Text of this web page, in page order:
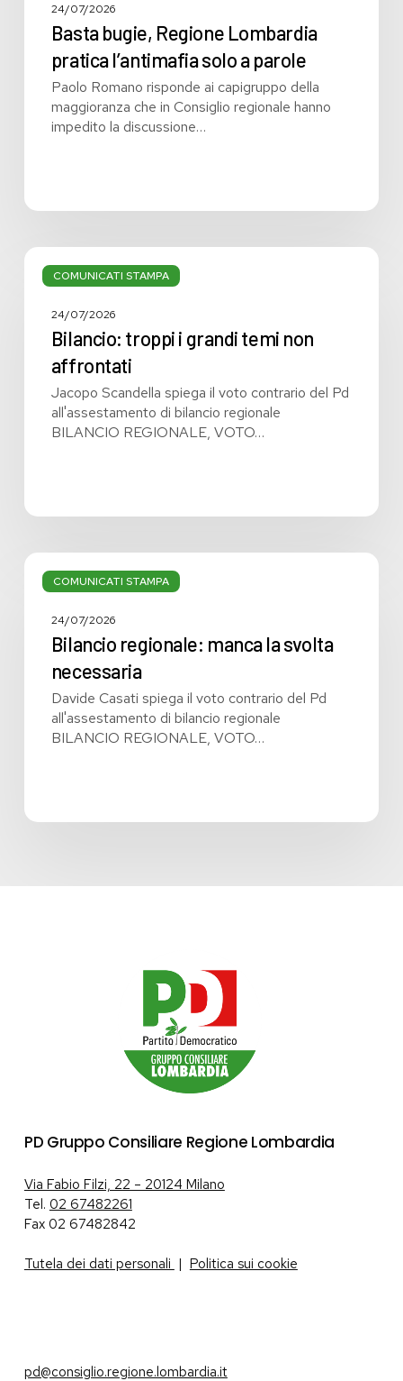
24/07/2026
Basta bugie, Regione Lombardia
pratica l’antimafia solo a parole
Paolo Romano risponde ai capigruppo della
maggioranza che in Consiglio regionale hanno
impedito la discussione…
COMUNICATI STAMPA
Bilancio:
troppi
grandi
affrontati
24/07/2026
Bilancio: troppi i grandi temi non
affrontati
Jacopo Scandella spiega il voto contrario del Pd
all'assestamento di bilancio regionale
BILANCIO REGIONALE, VOTO…
COMUNICATI STAMPA
Bilancio
regionale:
svolta
24/07/2026
Bilancio regionale: manca la svolta
necessaria
Davide Casati spiega il voto contrario del Pd
all'assestamento di bilancio regionale
BILANCIO REGIONALE, VOTO…
PD Gruppo Consiliare Regione Lombardia
Via Fabio Filzi, 22 – 20124 Milano
Tel. 02 67482261
Fax 02 67482842
Tutela dei dati personali | Politica sui cookie
pd@consiglio.regione.lombardia.it